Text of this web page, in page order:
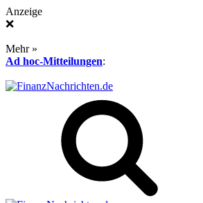
Anzeige
❌
Mehr »
Ad hoc-Mitteilungen: